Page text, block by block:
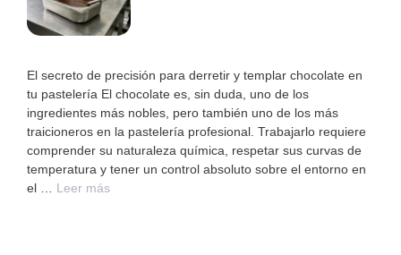
El secreto de precisión para derretir y templar chocolate en
tu pastelería El chocolate es, sin duda, uno de los
ingredientes más nobles, pero también uno de los más
traicioneros en la pastelería profesional. Trabajarlo requiere
comprender su naturaleza química, respetar sus curvas de
temperatura y tener un control absoluto sobre el entorno en
el … Leer más